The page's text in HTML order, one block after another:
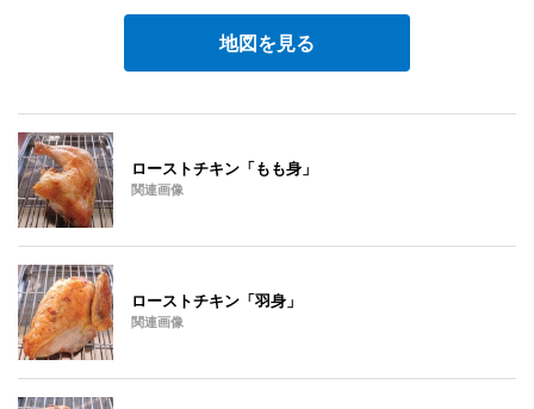
地図を見る
ローストチキン「もも身」
関連画像
ローストチキン「羽身」
関連画像